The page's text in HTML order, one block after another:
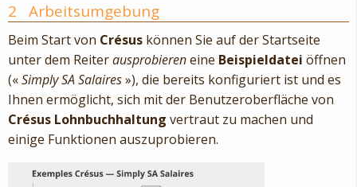
2 Arbeitsumgebung
Beim Start von Crésus können Sie auf der Startseite
unter dem Reiterausprobiereneine Beispieldatei öffnen
(«Simply SA Salaires»), die bereits konfiguriert ist und es
Ihnen ermöglicht, sich mit der Benutzeroberfläche von
Crésus Lohnbuchhaltung vertraut zu machen und
einige Funktionen auszuprobieren.